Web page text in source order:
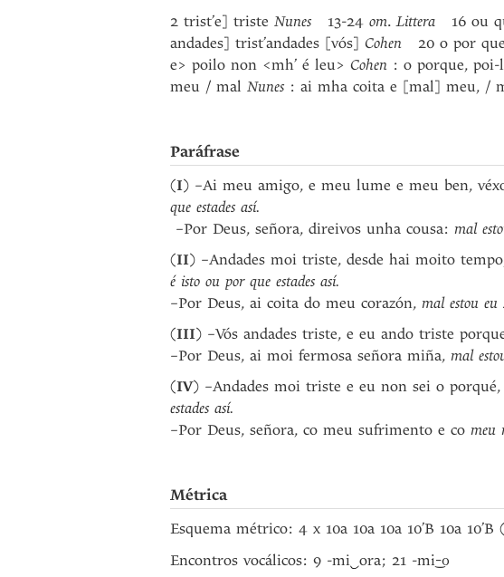
2 trist’e] triste Nunes 13-24 om.Littera 16 ou
andades] trist’andades [vós] Cohen 20 o por
e> poilo non <mh’ é leu> Cohen : o porque,
meu / mal Nunes : ai mha coita e [mal] meu, /
Paráfrase
(I) –Ai meu amigo, e meu lume e meu ben,
que estades así.
–Por Deus, señora, direivos unha cousa: mal
(II) –Andades moi triste, desde hai moito
é isto ou por que estades así.
–Por Deus, ai coita do meu corazón, mal estou eu
(III) –Vós andades triste, e eu ando triste
–Por Deus, ai moi fermosa señora miña, mal
(IV) –Andades moi triste e eu non sei o
estades así.
–Por Deus, señora, co meu sufrimento e co meu
Métrica
Esquema métrico: 4 x 10a 10a 10a 10’B 10a
Encontros vocálicos: 9 -mi ora; 21 -mi-o